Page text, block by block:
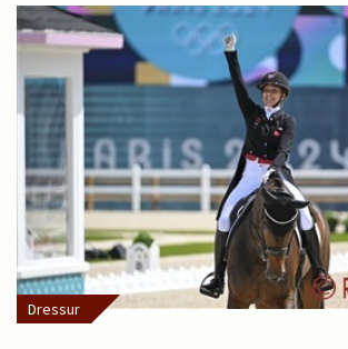
Dressur